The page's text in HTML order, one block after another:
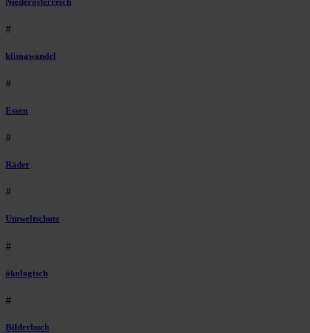
#
klimawandel
#
Essen
#
Räder
#
Umweltschutz
#
ökologisch
#
Bilderbuch